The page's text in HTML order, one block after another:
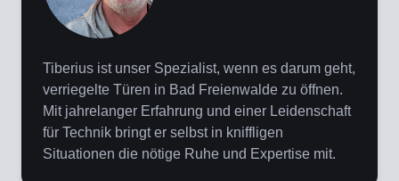
Tiberius ist unser Spezialist, wenn es darum geht,
verriegelte Türen in Bad Freienwalde zu öffnen.
Mit jahrelanger Erfahrung und einer Leidenschaft
für Technik bringt er selbst in kniffligen
Situationen die nötige Ruhe und Expertise mit.